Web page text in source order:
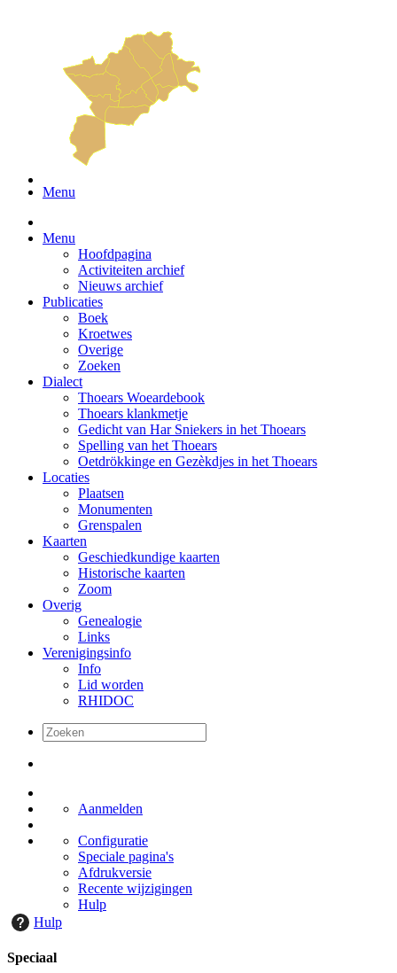
Menu
Menu
Hoofdpagina
Activiteiten archief
Nieuws archief
Publicaties
Boek
Kroetwes
Overige
Zoeken
Dialect
Thoears Woeardebook
Thoears klankmetje
Gedicht van Har Sniekers in het Thoears
Spelling van het Thoears
Oetdrökkinge en Gezèkdjes in het Thoears
Locaties
Plaatsen
Monumenten
Grenspalen
Kaarten
Geschiedkundige kaarten
Historische kaarten
Zoom
Overig
Genealogie
Links
Verenigingsinfo
Info
Lid worden
RHIDOC
Aanmelden
Configuratie
Speciale pagina's
Afdrukversie
Recente wijzigingen
Hulp
Hulp
Speciaal